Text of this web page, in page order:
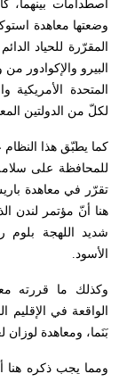
اصطدامات بينهما،
البيرو والإكوادور
المتحدة الأمريكية
لكلّ من الدولتين
كما يطبّق هذا
للمحافظة على
شديد اللهجة بلوم
الأسود.
بَنَما، ومعاهدة لوزان لعام 1923 حول المضائق
ومما يجب ذكره هنا